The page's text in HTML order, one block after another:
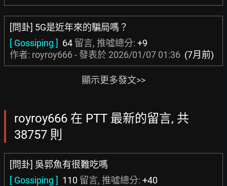
[問卦] 5G是近年來的騙局嗎？
[ Gossiping ] 64 留言, 推噓總分: +9
作者: royroy666 - 發表於 2026/01/07 01:36 (7月前)
顯示更多發文>>
royroy666 在 PTT 最新的留言, 共
38757 則
[問卦] 吳郭魚有很難吃嗎
[ Gossiping ] 110 留言, 推噓總分: +40